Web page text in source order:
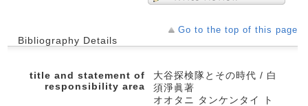
Go to the top of this page
Bibliography Details
title and statement of
responsibility area
大谷探検隊とその時代 / 白
須淨眞著
オオタニ タンケンタイ ト